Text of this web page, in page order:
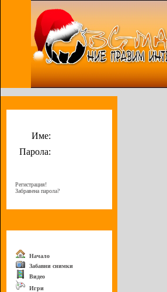
Име:
Парола:
Регистрация!
Забравена парола?
Начало
Забавни снимки
Видео
Игри